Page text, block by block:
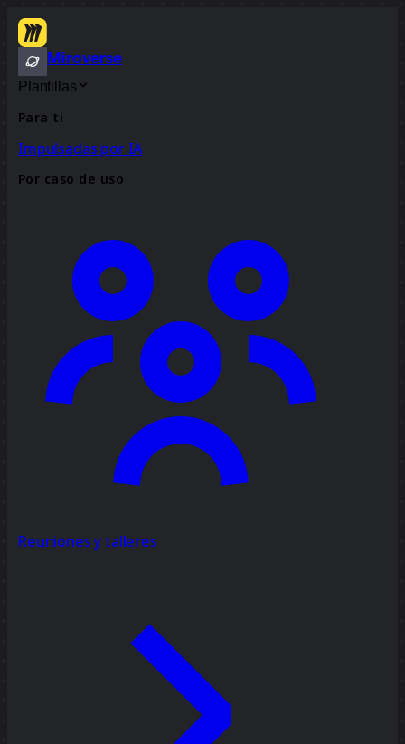
Miroverse
Plantillas
Para ti
Impulsadas por IA
Por caso de uso
Reuniones y talleres